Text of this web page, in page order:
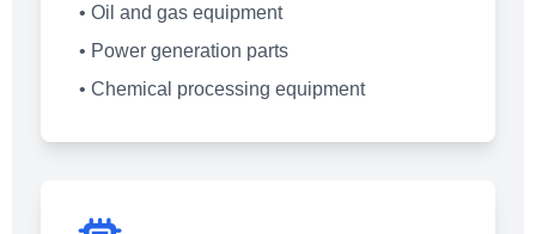
• Oil and gas equipment
• Power generation parts
• Chemical processing equipment